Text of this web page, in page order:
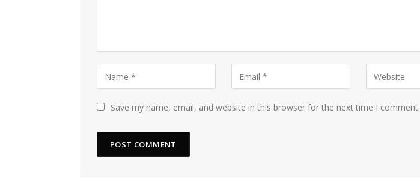
Save my name, email, and website in this browser for the next time I comment.